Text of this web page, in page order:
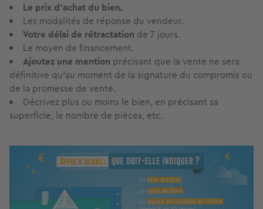
Le prix d’achat du bien.
Les modalités de réponse du vendeur.
Votre délai de rétractation de 7 jours.
Le moyen de financement.
Ajoutez une mention précisant que la vente ne sera
définitive qu’au moment de la signature du compromis ou
de la promesse de vente.
Décrivez plus ou moins le bien, en précisant sa
superficie, le nombre de pièces, etc.